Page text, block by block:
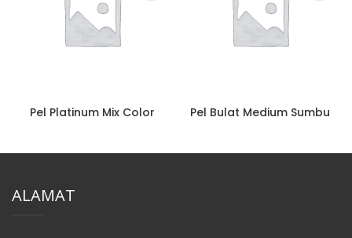
Pel Platinum Mix Color Pel Bulat Medium Sumbu
ALAMAT